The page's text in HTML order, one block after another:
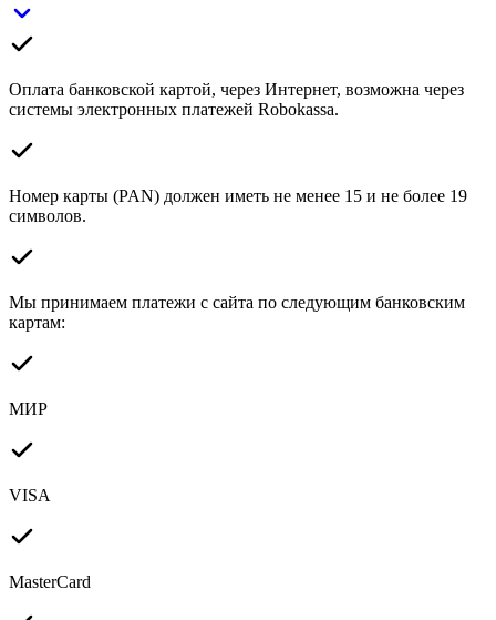
Оплата банковской картой, через Интернет, возможна через
системы электронных платежей Robokassa.
Номер карты (PAN) должен иметь не менее 15 и не более 19
символов.
Мы принимаем платежи с сайта по следующим банковским
картам:
МИР
VISA
MasterCard